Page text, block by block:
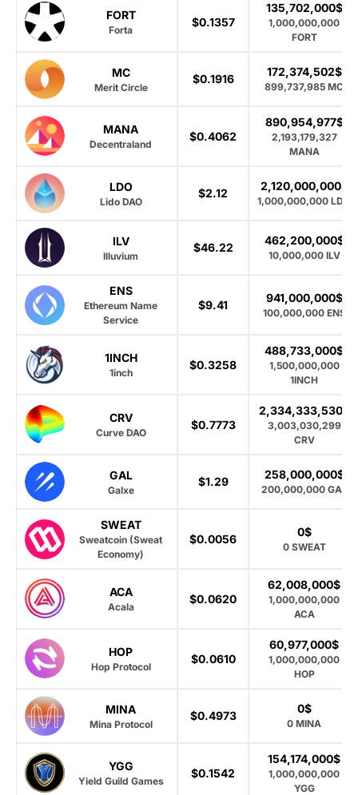
FORT
Forta
$0.1357
135,702,000$
1,000,000,000
FORT
MC
Merit Circle
$0.1916
172,374,502$
899,737,985 MC
MANA
Decentraland
$0.4062
890,954,977$
2,193,179,327
MANA
LDO
Lido DAO
$2.12
2,120,000,000$
1,000,000,000 LDO
ILV
Illuvium
$46.22
462,200,000$
10,000,000 ILV
ENS
Ethereum Name
Service
$9.41
941,000,000$
100,000,000 ENS
1INCH
1inch
$0.3258
488,733,000$
1,500,000,000
1INCH
CRV
Curve DAO
$0.7773
2,334,333,530$
3,003,030,299
CRV
GAL
Galxe
$1.29
258,000,000$
200,000,000 GAL
SWEAT
Sweatcoin (Sweat
Economy)
$0.0056
0$
0 SWEAT
ACA
Acala
$0.0620
62,008,000$
1,000,000,000
ACA
HOP
Hop Protocol
$0.0610
60,977,000$
1,000,000,000
HOP
MINA
Mina Protocol
$0.4973
0$
0 MINA
YGG
Yield Guild Games
$0.1542
154,174,000$
1,000,000,000
YGG